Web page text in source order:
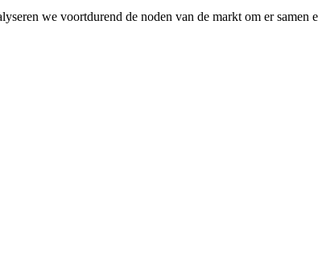
we voortdurend de noden van de markt om er